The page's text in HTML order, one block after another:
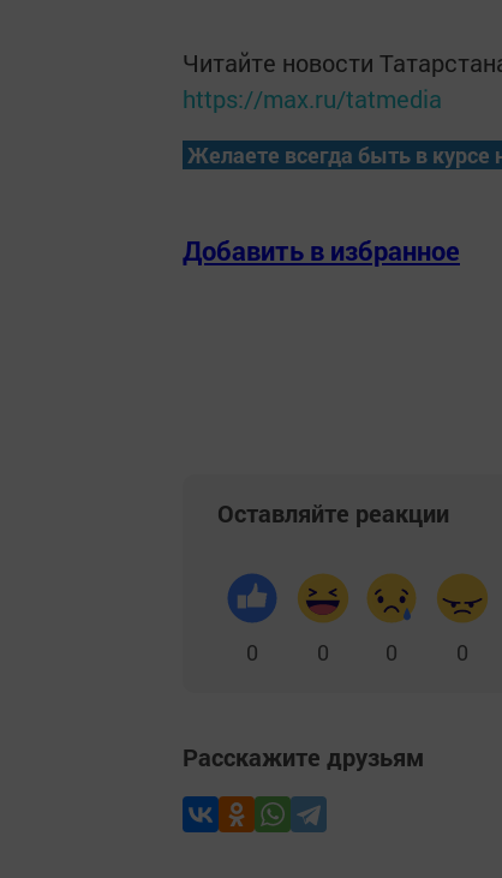
Читайте новости
https://max.ru/tatmedia
Желаете всегда быть в курсе
Добавить в избранное
Оставляйте реакции
0 0 0 0
Расскажите друзьям